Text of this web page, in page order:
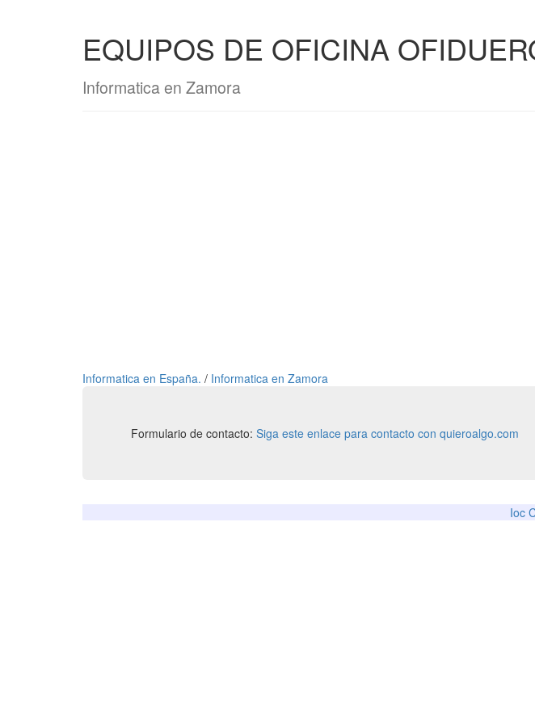
EQUIPOS DE OFICINA
Informatica en Zamora
Informatica en España. / Informatica en Zamora
Formulario de contacto: Siga este enlace para contacto con quieroalgo.com
Ioc